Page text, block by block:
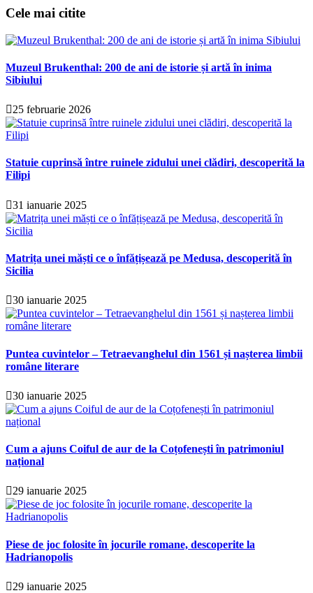
Cele mai citite
Muzeul Brukenthal: 200 de ani de istorie și artă în inima
Sibiului
25 februarie 2026
Statuie cuprinsă între ruinele zidului unei clădiri, descoperită la
Filipi
31 ianuarie 2025
Matrița unei măști ce o înfățișează pe Medusa, descoperită în
Sicilia
30 ianuarie 2025
Puntea cuvintelor – Tetraevanghelul din 1561 și nașterea limbii
române literare
30 ianuarie 2025
Cum a ajuns Coiful de aur de la Coțofenești în patrimoniul
național
29 ianuarie 2025
Piese de joc folosite în jocurile romane, descoperite la
Hadrianopolis
29 ianuarie 2025